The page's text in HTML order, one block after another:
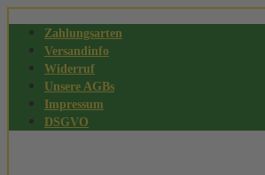
Zahlungsarten
Versandinfo
Widerruf
Unsere AGBs
Impressum
DSGVO